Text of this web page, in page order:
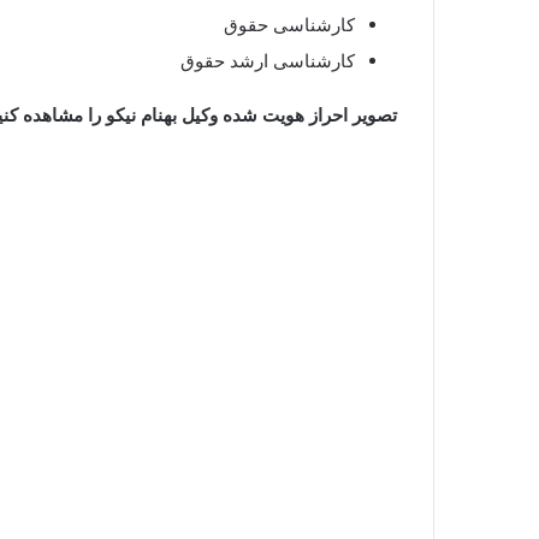
کارشناسی حقوق
کارشناسی ارشد حقوق
تصویر احراز هویت شده وکیل بهنام نیکو را مشاهده